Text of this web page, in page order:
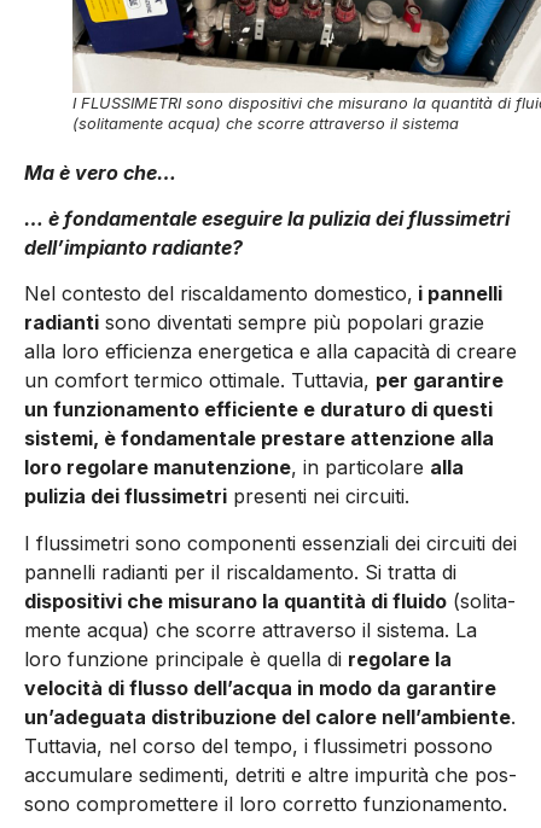
I FLUSSIMETRI sono dispositivi che misurano la quantità di
(solitamente acqua) che scorre attraverso il sistema
Ma è vero che…
… è fondamentale eseguire la pulizia dei flussimetri
dell’impianto radiante?
Nel contesto del riscaldamen­to domestico, i pannelli
radian­ti sono diventati sempre più po­polari grazie
alla loro efficien­za energetica e alla capacità di creare
un comfort termico otti­male. Tuttavia, per garantire
un fun­zionamento efficiente e dura­turo di questi
sistemi, è fonda­mentale prestare attenzione alla
loro regolare manutenzio­ne, in particolare alla
pulizia dei flussimetri presenti nei circuiti.
I flussimetri sono componen­ti essenziali dei circuiti dei
pan­nelli radianti per il riscaldamento. Si tratta di
dispositivi che misu­rano la quantità di fluido (solita­
mente acqua) che scorre attra­verso il sistema. La
loro funzio­ne principale è quella di rego­lare la
velocità di flusso dell’ac­qua in modo da garantire
un’a­deguata distribuzione del calo­re nell’ambiente.
Tuttavia, nel corso del tempo, i flussimetri possono
accumulare sedimenti, detriti e altre impurità che pos­
sono compromettere il loro cor­retto funzionamento.